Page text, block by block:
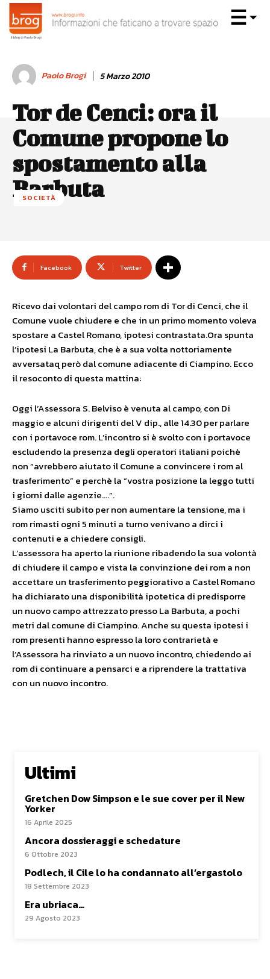
Paolo Brogi 5 Marzo 2010
Tor de Cenci: ora il
Comune propone lo
spostamento alla
Barbuta
SOCIETÀ
Facebook Twitter
Ricevo dai volontari del campo rom di Tor di Cenci, che il
Comune vuole chiudere e che in un primo momento voleva
spostare a Castel Romano, ipotesi contrastata.Ora spunta
l’ipotesi La Barbuta, che è a sua volta nottoriamente
avversataq però dal comune adiacente di Ciampino. Ecco
il resoconto di questa mattina:
Oggi l’Assessora S. Belviso è venuta al campo, con Di
maggio e alcuni dirigenti del V dip., alle 14.30 per parlare
con i portavoce rom. L’incontro si è svolto con i portavoce
escludendo la presenza degli operatori italiani poichè
non “avrebbero aiutato il Comune a convincere i rom al
trasferimento” e perchè la “vostra posizione la leggo tutti
i giorni dalle agenzie….”.
Siamo usciti subito per non aumentare la tensione, ma i
rom rimasti ogni 5 minuti a turno venivano a dirci i
contenuti e a chiedere consigli.
L’assessora ha aperto la riunione ribadendo la sua volontà
di chiudere il campo e vista la convinzione dei rom a non
accettare un trasferimento peggiorativo a Castel Romano
ha dichiarato una disponibilità ipotetica di predisporre
un nuovo campo attrezzato presso La Barbuta, a pochi
metri dal comune di Ciampino. Anche su questa ipotesi i
rom presenti hanno espresso la loro contrarietà e
l’Assessora ha rinviato a un nuovo incontro, chiedendo ai
rom di continuare a pensarci e a riprendere la trattativa
con un nuovo incontro.
Ultimi
Gretchen Dow Simpson e le sue cover per il New
Yorker
16 Aprile 2025
Ancora dossieraggi e schedature
6 Ottobre 2023
Podlech, il Cile lo ha condannato all’ergastolo
18 Settembre 2023
Era ubriaca…
29 Agosto 2023